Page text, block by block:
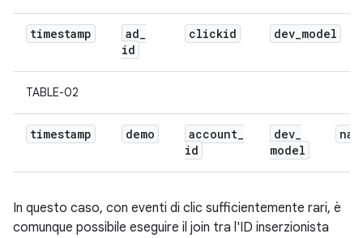
timestamp ad_
id
clickid dev_model
TABLE-02
timestamp demo account_
id
dev_
model
In questo caso, con eventi di clic sufficientemente rari, è
comunque possibile eseguire il join tra l'ID inserzionista